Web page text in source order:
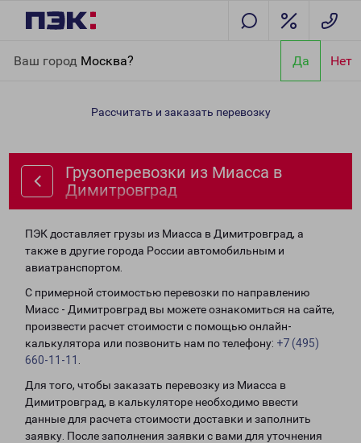
Ваш город Москва? Да Нет
Димитровград
Рассчитать и заказать перевозку
Грузоперевозки из Миасса в
Димитровград
ПЭК доставляет грузы из Миасса в Димитровград, а
также в другие города России автомобильным и
авиатранспортом.
С примерной стоимостью перевозки по направлению
Миасс - Димитровград вы можете ознакомиться на сайте,
произвести расчет стоимости с помощью онлайн-
калькулятора или позвонить нам по телефону: +7 (495)
660-11-11
Для того, чтобы заказать перевозку из Миасса в
Димитровград, в калькуляторе необходимо ввести
данные для расчета стоимости доставки и заполнить
заявку. После заполнения заявки с вами для уточнения